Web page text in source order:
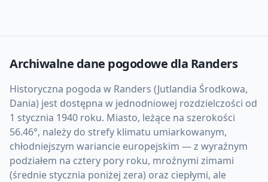
Archiwalne dane pogodowe dla Randers
Historyczna pogoda w Randers (Jutlandia Środkowa,
Dania) jest dostępna w jednodniowej rozdzielczości od
1 stycznia 1940 roku. Miasto, leżące na szerokości
56.46°, należy do strefy klimatu umiarkowanym,
chłodniejszym wariancie europejskim — z wyraźnym
podziałem na cztery pory roku, mroźnymi zimami
(średnie stycznia poniżej zera) oraz ciepłymi, ale